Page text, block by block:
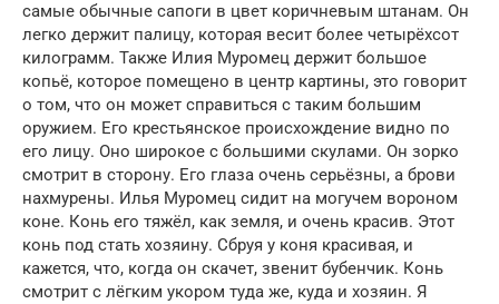
самые обычные сапоги в цвет коричневым штанам. Он
легко держит палицу, которая весит более четырёхсот
килограмм. Также Илия Муромец держит большое
копьё, которое помещено в центр картины, это говорит
о том, что он может справиться с таким большим
оружием. Его крестьянское происхождение видно по
его лицу. Оно широкое с большими скулами. Он зорко
смотрит в сторону. Его глаза очень серьёзны, а брови
нахмурены. Илья Муромец сидит на могучем вороном
коне. Конь его тяжёл, как земля, и очень красив. Этот
конь под стать хозяину. Сбруя у коня красивая, и
кажется, что, когда он скачет, звенит бубенчик. Конь
смотрит с лёгким укором туда же, куда и хозяин. Я